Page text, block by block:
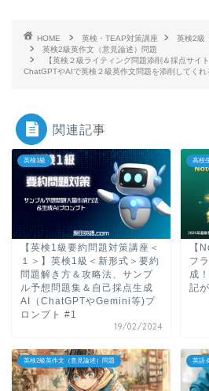
HOME 英検・TEAP対策講座 英検2級
英検2級英作文（意見論述）問題
【英検２級ライティング問題添削＆採点サイ
ChatGPTやAIで英検２級英作文問題を添削してくれ
関連記事
英検1級
【英検1級要約問題対策講座＜
１＞】英検1級＜新形式＞要約
問題解き方＆攻略法、サンプ
ル予想問題集＆自己採点生成
AI（ChatGPTやGemini等)プ
ロンプト #1
19/02/2024
高校
【
フ
成
記
英検2級英作文（意見論述）問題 英語